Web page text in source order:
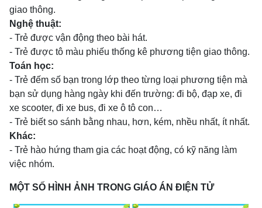
giao thông.
Nghệ thuật:
- Trẻ được vận động theo bài hát.
- Trẻ được tô màu phiếu thống kê phương tiện giao thông.
Toán học:
- Trẻ đếm số bạn trong lớp theo từng loại phương tiện mà
bạn sử dụng hàng ngày khi đến trường: đi bộ, đạp xe, đi
xe scooter, đi xe bus, đi xe ô tô con…
- Trẻ biết so sánh bằng nhau, hơn, kém, nhều nhất, ít nhất.
Khác:
- Trẻ hào hứng tham gia các hoạt động, có kỹ năng làm
việc nhóm.
MỘT SỐ HÌNH ẢNH TRONG GIÁO ÁN ĐIỆN TỬ